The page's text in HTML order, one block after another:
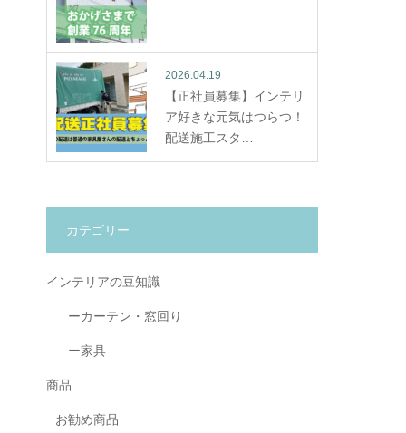
2026.04.19
【正社員募集】インテリ
ア好きな元気はつらつ！
配送施工スタ…
カテゴリー
インテリアの豆知識
ーカーテン・窓回り
ー家具
商品
お勧め商品